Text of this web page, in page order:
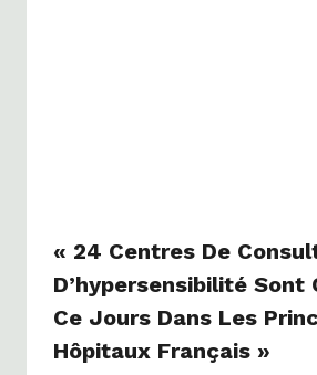
« 24 Centres De
D’hypersensibilité Sont
Ce Jours Dans Les
Hôpitaux Français »